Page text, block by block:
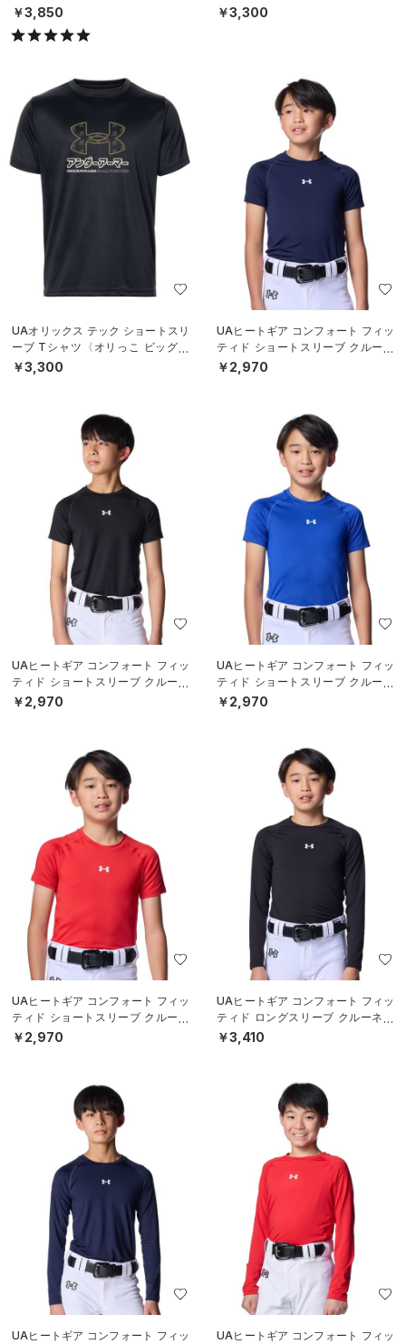
スボール/UNISEX）
￥3,850
ボール/KIDS）
￥3,300
UAオリックス テック ショートスリ
ーブ Tシャツ〈オリっこ ビッグロ
ゴ〉（ベースボール/KIDS）
￥3,300
UAヒートギア コンフォート フィッ
ティド ショートスリーブ クルーネ
ック シャツ（ベースボール/BOY
￥2,970
UAヒートギア コンフォート フィッ
ティド ショートスリーブ クルーネ
ック シャツ（ベースボール/BOY
￥2,970
UAヒートギア コンフォート フィッ
ティド ショートスリーブ クルーネ
ック シャツ（ベースボール/BOY
￥2,970
UAヒートギア コンフォート フィッ
ティド ショートスリーブ クルーネ
ック シャツ（ベースボール/BOY
￥2,970
UAヒートギア コンフォート フィッ
ティド ロングスリーブ クルーネッ
ク シャツ（ベースボール/BOYS）
￥3,410
UAヒートギア コンフォート フィッ
UAヒートギア コンフォート フィッ